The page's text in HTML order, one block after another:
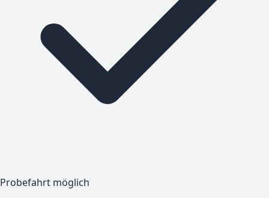
Probefahrt möglich